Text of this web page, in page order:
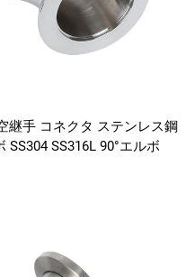
継手 コネクタ ステンレス鋼
SS304 SS316L 90°エルボ